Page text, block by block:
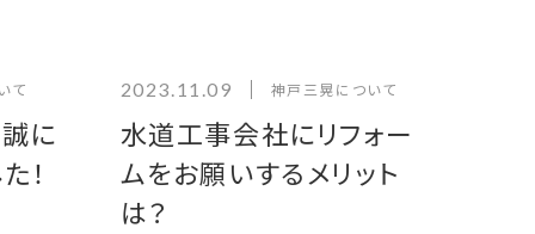
て
に
！
2023.11.09 神戸三晃について
水道工事会社にリフォー
ムをお願いするメリット
は？